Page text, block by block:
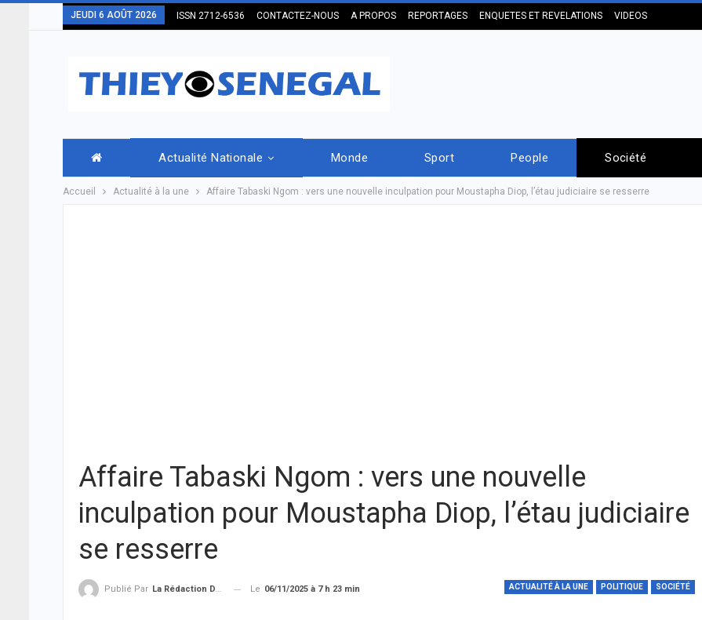
JEUDI 6 AOÛT 2026 ISSN 2712-6536 CONTACTEZ-NOUS A PROPOS REPORTAGES ENQUETES ET REVELATIONS VIDEOS
Actualité Nationale Monde Sport People Société
Accueil Actualité à la une Affaire Tabaski Ngom : vers une nouvelle inculpation pour Moustapha Diop, l’étau judiciaire se resserre
Affaire Tabaski Ngom : vers une nouvelle
inculpation pour Moustapha Diop, l’étau judiciaire
se resserre
ACTUALITÉ À LA UNE POLITIQUE SOCIÉTÉ
Publié Par La Rédaction De THIEYSENEGAL.com Le 06/11/2025 à 7 h 23 min